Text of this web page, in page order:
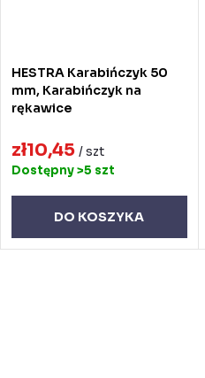
HESTRA Karabińczyk 50
mm, Karabińczyk na
rękawice
zł10,45 / szt
Dostępny>5 szt
DO KOSZYKA